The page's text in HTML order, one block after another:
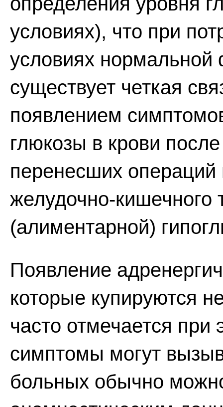
условиях), что при
условиях нормальной
существует четкая
появлением
глюкозы в крови
перенесших операций
желудочно-кишечного
(алиментарной)
Появление
которые купируются
часто отмечается при
симптомы могут
больных обычно